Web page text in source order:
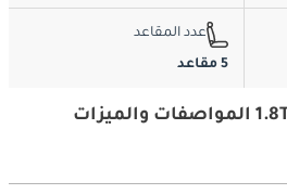
عدد المقاعد
5 مقاعد